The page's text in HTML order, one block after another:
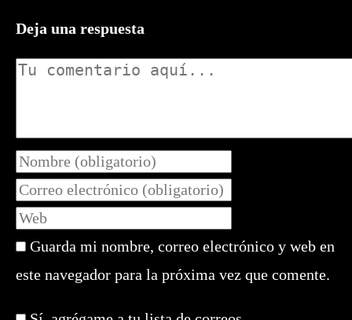
Deja una respuesta
Comentario
Introduce
tu
nombre
o
de
usuario
comentar
Introduce
tu
dirección
de
electrónico
Introduce
la
URL
de
web
Guarda mi nombre, correo electrónico y web en
este navegador para la próxima vez que comente.